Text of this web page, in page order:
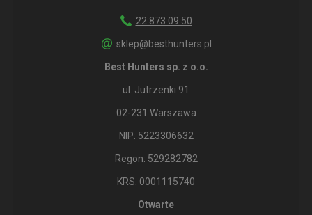
22 873 09 50
sklep@besthunters.pl
Best Hunters sp. z o.o.
ul. Jutrzenki 91
02-231 Warszawa
NIP: 5223306632
Regon: 529282782
KRS: 0001115740
Otwarte